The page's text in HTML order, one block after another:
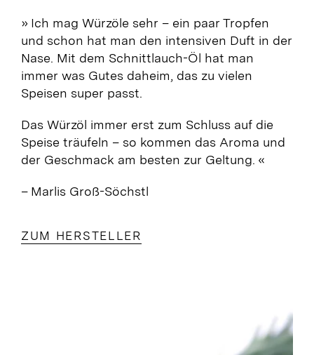
» Ich mag Würzöle sehr – ein paar Tropfen
und schon hat man den intensiven Duft in der
Nase. Mit dem Schnittlauch-Öl hat man
immer was Gutes daheim, das zu vielen
Speisen super passt.
Das Würzöl immer erst zum Schluss auf die
Speise träufeln – so kommen das Aroma und
der Geschmack am besten zur Geltung. «
– Marlis Groß-Söchstl
ZUM HERSTELLER